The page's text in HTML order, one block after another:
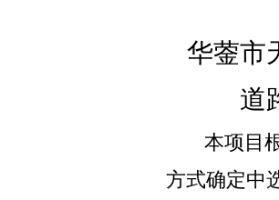
华蓥市
道
本项目
方式确定中